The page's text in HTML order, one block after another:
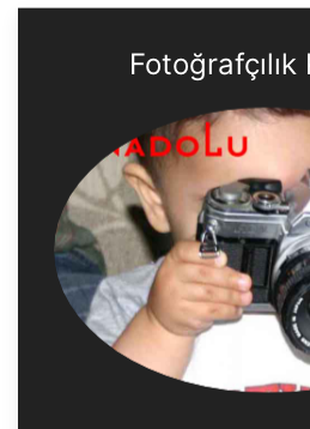
Fotoğrafçılık